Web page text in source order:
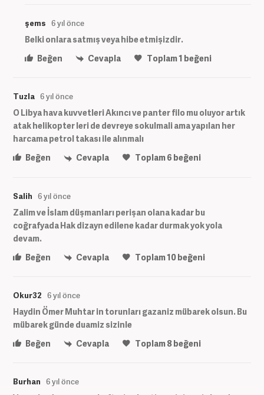
şems 6 yıl önce
Belki onlara satmış veya hibe etmişizdir.
Beğen
Cevapla Toplam1 beğeni
Tuzla 6 yıl önce
O Libya hava kuvvetleri Akıncı ve panter filo mu oluyor artık
atak helikopter leri de devreye sokulmali ama yapılan her
harcama petrol takası ile alınmalı
Beğen
Cevapla Toplam6 beğeni
Salih 6 yıl önce
Zalim ve İslam düşmanları perişan olana kadar bu
coğrafyada Hak dizayn edilene kadar durmak yok yola
devam.
Beğen
Cevapla Toplam10beğeni
Okur32 6 yıl önce
Haydin Ömer Muhtar in torunları gazaniz mübarek olsun. Bu
mübarek günde duamiz sizinle
Beğen
Cevapla Toplam8beğeni
Burhan 6 yıl önce